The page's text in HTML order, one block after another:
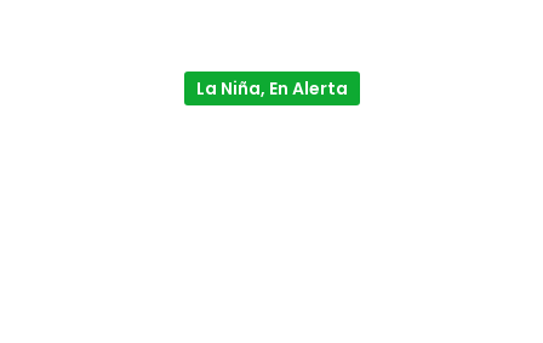
La Niña, En Alerta